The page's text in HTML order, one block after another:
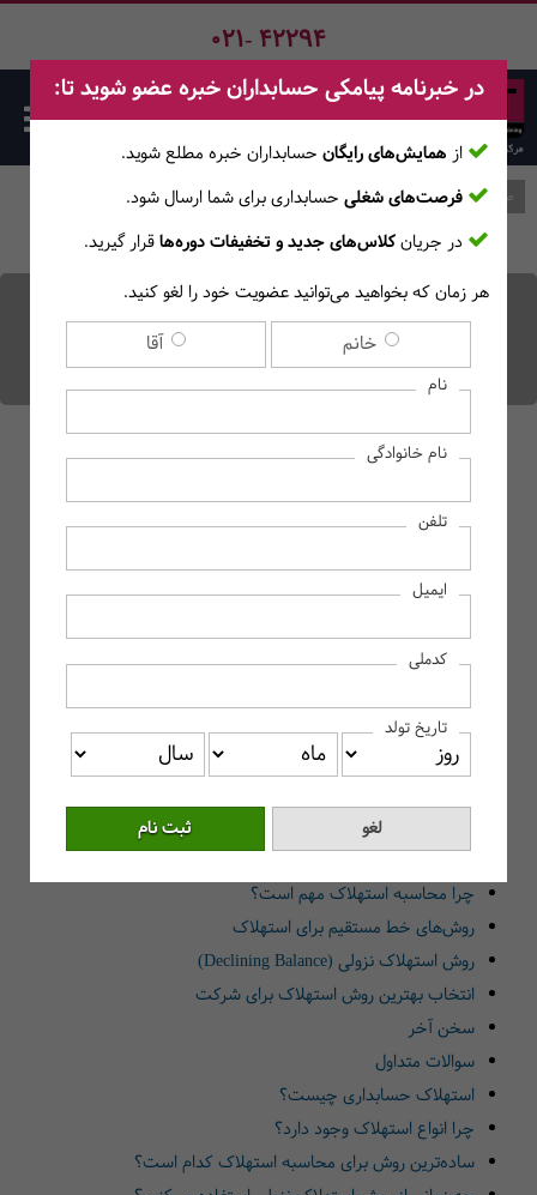
021- 42294
معرفی انواع استهلاک
حسابداری
صفحه اصلی وبلاگ
معرفی انواع استهلاک حسابداری
چرا محاسبه استهلاک مهم است؟
استهلاک حسابداری چیست؟
چرا انواع استهلاک وجود دارد؟
چه زمانی از روش استهلاک نزولی استفاده می‌کنیم؟
چرا محاسبه استهلاک مهم است؟
روش‌های خط مستقیم برای استهلاک
روش استهلاک نزولی (Declining Balance)
انتخاب بهترین روش استهلاک برای شرکت
سخن آخر
سوالات متداول
استهلاک حسابداری چیست؟
چرا انواع استهلاک وجود دارد؟
ساده‌ترین روش برای محاسبه استهلاک کدام است؟
در خبرنامه پیامکی حسابداران خبره عضو شوید تا:
از همایش‌های رایگان حسابداران خبره مطلع ‎شوید.
فرصت‌های شغلی حسابداری برای شما ارسال شود.
در جریانکلاس‌های جدید و تخفیفات دوره‌هاقرار گیرید.
هر زمان که بخواهید می‌توانید عضویت خود را لغو کنید.
خانم آقا
نام
نام خانوادگی
تلفن
ایمیل
کدملی
تاریخ تولد